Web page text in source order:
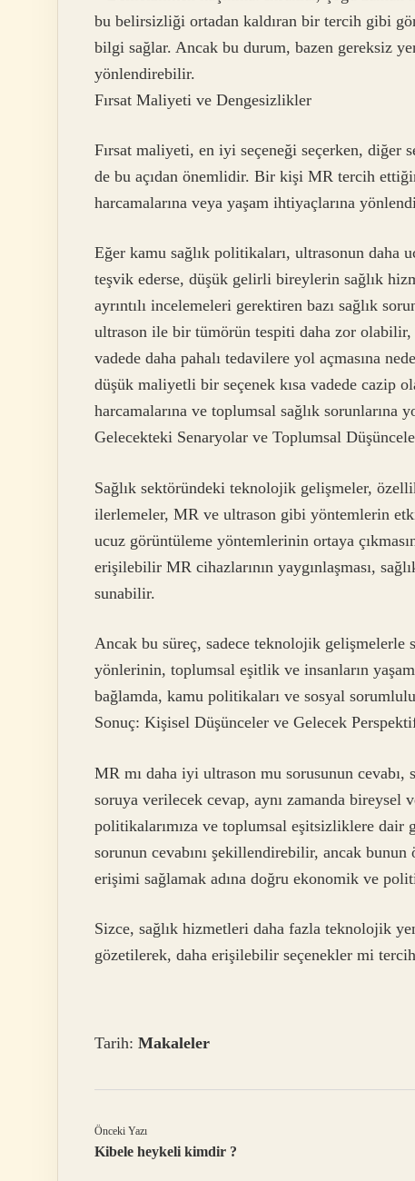
bu belirsizliği ortadan kaldıran bir tercih gibi
bilgi sağlar. Ancak bu durum, bazen gereksiz
yönlendirebilir.
Fırsat Maliyeti ve Dengesizlikler
Fırsat maliyeti, en iyi seçeneği seçerken, diğer
de bu açıdan önemlidir. Bir kişi MR tercih
harcamalarına veya yaşam ihtiyaçlarına
Eğer kamu sağlık politikaları, ultrasonun daha
teşvik ederse, düşük gelirli bireylerin sağlık
ayrıntılı incelemeleri gerektiren bazı sağlık
ultrason ile bir tümörün tespiti daha zor olabilir,
vadede daha pahalı tedavilere yol açmasına
düşük maliyetli bir seçenek kısa vadede cazip
harcamalarına ve toplumsal sağlık sorunlarına
Gelecekteki Senaryolar ve Toplumsal
Sağlık sektöründeki teknolojik gelişmeler,
ilerlemeler, MR ve ultrason gibi yöntemlerin
ucuz görüntüleme yöntemlerinin ortaya
erişilebilir MR cihazlarının yaygınlaşması,
sunabilir.
Ancak bu süreç, sadece teknolojik gelişmelerle
yönlerinin, toplumsal eşitlik ve insanların
bağlamda, kamu politikaları ve sosyal
Sonuç: Kişisel Düşünceler ve Gelecek
MR mı daha iyi ultrason mu sorusunun
soruya verilecek cevap, aynı zamanda bireysel
politikalarımıza ve toplumsal eşitsizliklere dair
sorunun cevabını şekillendirebilir, ancak
erişimi sağlamak adına doğru ekonomik ve
Sizce, sağlık hizmetleri daha fazla teknolojik
gözetilerek, daha erişilebilir seçenekler mi
Tarih: Makaleler
Önceki Yazı
Kibele heykeli kimdir ?